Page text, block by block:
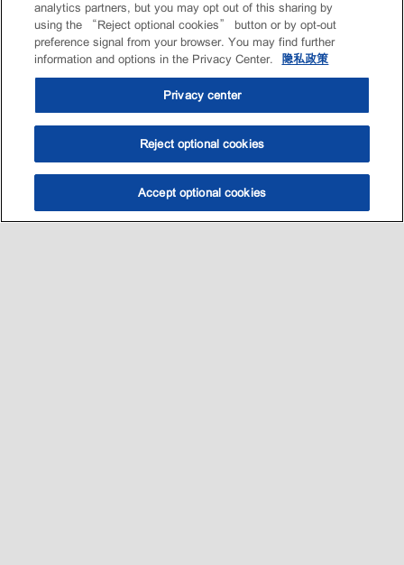
选油助手 查找门店
analytics partners, but you may opt out of this sharing by
using the “Reject optional cookies” button or by opt-out
preference signal from your browser. You may find further
information and options in the Privacy Center.
隐私政策
Privacy center
Reject optional cookies
Accept optional cookies